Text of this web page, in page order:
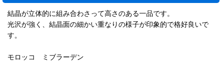
結晶が立体的に組み合わさって高さのある一品です。
光沢が強く、結晶面の細かい重なりの様子が印象的で格好良いで
す。
モロッコ ミブラーデン